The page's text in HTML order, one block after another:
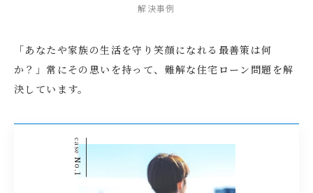
解決事例
「あなたや家族の生活を守り笑顔になれる最善策は何
か？」常にその思いを持って、難解な住宅ローン問題を解
決しています。
case
No.1